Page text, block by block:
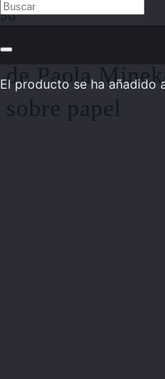
El productose ha añadido
Pintura
de Paola
sobre papel